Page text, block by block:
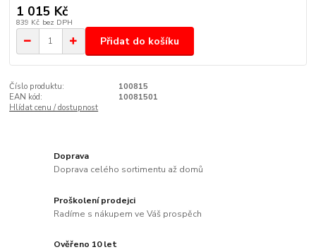
1 015 Kč
839 Kč bez DPH
Přidat do košíku
Číslo produktu:
100815
EAN kód:
10081501
Hlídat cenu / dostupnost
Doprava
Doprava celého sortimentu až domů
Proškolení prodejci
Radíme s nákupem ve Váš prospěch
Ověřeno 10 let